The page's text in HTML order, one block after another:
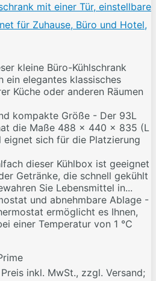
mit einer Tür, einstellbare
für Zuhause, Büro und Hotel,
kleine Büro-Kühlschrank
ein elegantes klassisches
Küche oder anderen Räumen
kompakte Größe - Der 93L
die Maße 488 x 440 x 835 (L
sich für die Platzierung
dieser Kühlbox ist geeignet
Getränke, die schnell gekühlt
Sie Lebensmittel in...
und abnehmbare Ablage -
ermöglicht es Ihnen,
einer Temperatur von 1 ℃
Preis inkl. MwSt., zzgl. Versand;